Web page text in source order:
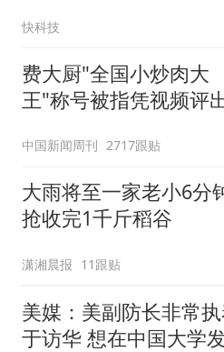
快科技
费大厨"全国小炒肉大
王"称号被指凭视频评
中国新闻周刊 2717跟贴
大雨将至一家老小6分
抢收完1千斤稻谷
潇湘晨报 11跟贴
美媒：美副防长非常
于访华 想在中国大学